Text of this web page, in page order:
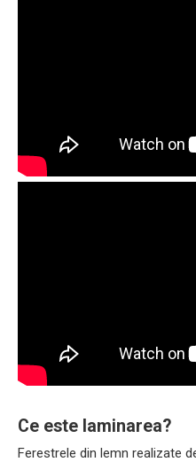
Ce este laminarea?
Ferestrele din lemn realizate